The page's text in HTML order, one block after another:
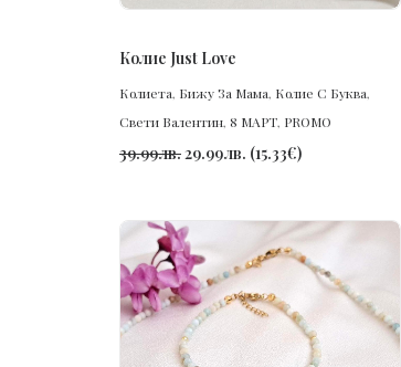
ПОРЪЧАЙ
Колие Just Love
Колиета, Бижу За Мама, Колие С Буква,
Свети Валентин, 8 МАРТ, PROMO
39.99лв.29.99лв. (15.33€)